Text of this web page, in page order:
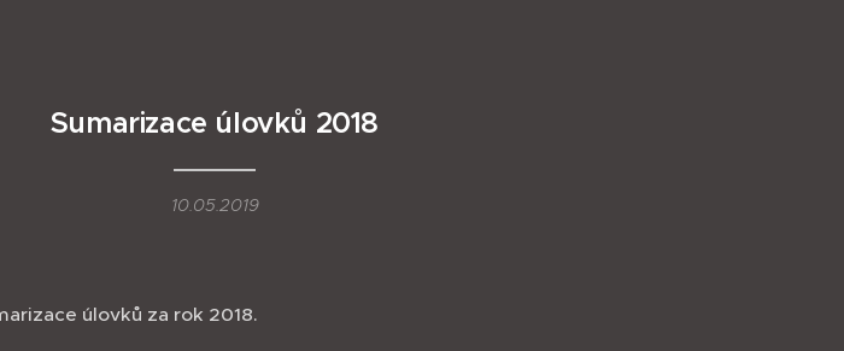
Sumarizace úlovků 2018
10.05.2019
úlovků za rok 2018.